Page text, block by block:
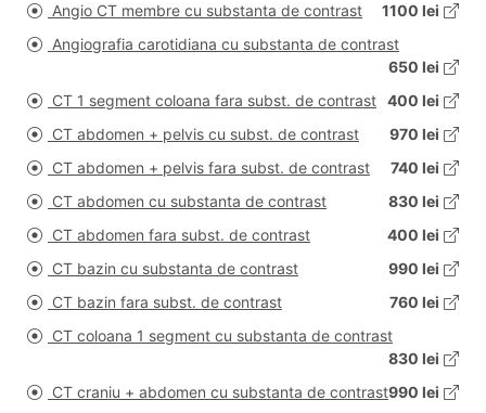
Angio CT membre cu substanta de contrast
1100 lei
Angiografia carotidiana cu substanta de contrast
650 lei
CT 1 segment coloana fara subst. de contrast 400 lei
CT abdomen + pelvis cu subst. de contrast
970 lei
CT abdomen + pelvis fara subst. de contrast
740 lei
CT abdomen cu substanta de contrast
830 lei
CT abdomen fara subst. de contrast
400 lei
CT bazin cu substanta de contrast
990 lei
CT bazin fara subst. de contrast
760 lei
CT coloana 1 segment cu substanta de contrast
830 lei
CT craniu + abdomen cu substanta de contrast990 lei